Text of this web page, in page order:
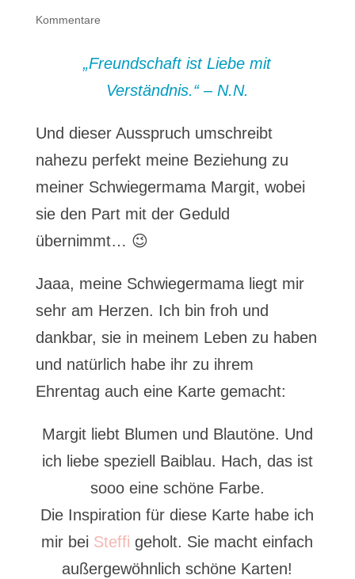
Kommentare
„Freundschaft ist Liebe mit
Verständnis.“ – N.N.
Und dieser Ausspruch umschreibt
nahezu perfekt meine Beziehung zu
meiner Schwiegermama Margit, wobei
sie den Part mit der Geduld
übernimmt… 😉
Jaaa, meine Schwiegermama liegt mir
sehr am Herzen. Ich bin froh und
dankbar, sie in meinem Leben zu haben
und natürlich habe ihr zu ihrem
Ehrentag auch eine Karte gemacht:
Margit liebt Blumen und Blautöne. Und
ich liebe speziell Baiblau. Hach, das ist
sooo eine schöne Farbe.
Die Inspiration für diese Karte habe ich
mir bei Steffi geholt. Sie macht einfach
außergewöhnlich schöne Karten!